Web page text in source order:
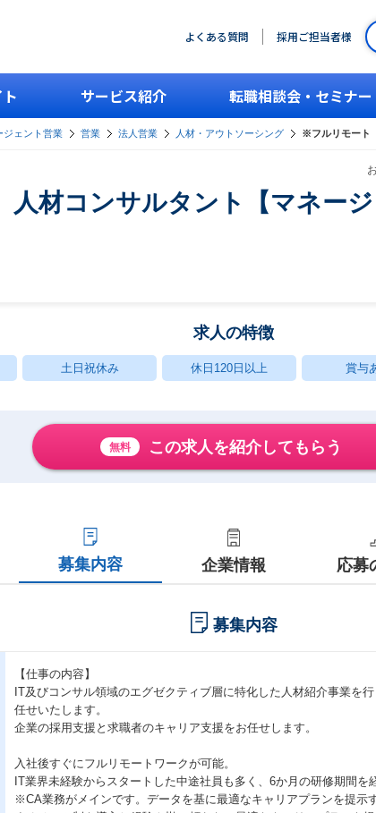
よくある質問 採用ご担当者様
サービス紹介 転職相談会・セミナー
ジェント営業 営業 法人営業 人材・アウトソーシング ※フルリモート
材コンサルタント【マネージ
求人の特徴
土日祝休み 休日120日以上 賞与
無料 この求人を紹介してもらう
募集内容 企業情報 応募
募集内容
【仕事の内容】
IT及びコンサル領域のエグゼクティブ層に特化した人材紹介事業を
任せいたします。
企業の採用支援と求職者のキャリア支援をお任せします。
入社後すぐにフルリモートワークが可能。
IT業界未経験からスタートした中途社員も多く、6か月の研修期間を
※CA業務がメインです。データを基に最適なキャリアプランを提示